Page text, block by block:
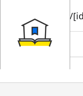
book/rent/